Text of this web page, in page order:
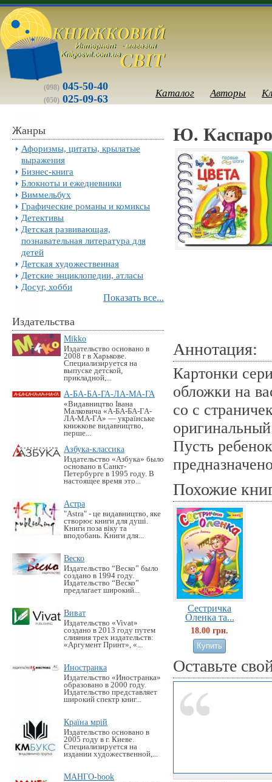
(098) 045-50-40
(050) 025-09-63 Каталог Авторы
Жанры
Афоризмы, цитаты, крылатые
выражения
Бизнес-книга
Блокноты и ежедневники
Виммельбух
Графические романы и комиксы
Детективы
Детская развивающая,
познавательная литература для
детей
Детская художественная
Детские энциклопедии, атласы
Досуг, хобби
Показать все...
Издательства
Mikko
Издательство основано в
2008 г в Харькове.
Специализируется на
выпуске детской,
прикладной,...
А-БА-БА-ГА-ЛА-МА-ГА
«Видавництво Івана
Малковича «А-БА-БА-ГА-
ЛА-МА-ГА» — українське
книжкове видавництво,
перше...
Азбука-классика
Издательство «Азбука» было
основано в Санкт-
Петербурге в 1995 году. В
настоящее время это...
Астра
"Astra" - це видавництво, яке
створює книги для душі.
Книги поза віку та
вподобань. Книги для...
Веско
Издательство “Веско” было
создано в 1994 году.
Издательство “Веско”
предлагает широкий...
Виват
Издательство «Vivat»
создано в 2013 году путем
слияния трех издательств:
«Аргумент Принт», «...
Иностранка
Издательство «Иностранка»
образовано в 2000 году.
Издательство представляет
широкий спектр книг...
Країна мрій
Издательство основано в
2005 году в г. Киеве.
Специализируется на
издании художественной,...
МАНГО-book
Ю.
Аннотация:
Картонки
обложки на
со с
Пусть
Похожие
Сестричка
Оленка та...
18.00 грн.
Оставьте